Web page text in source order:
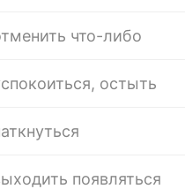
что-либо
остыть
появляться